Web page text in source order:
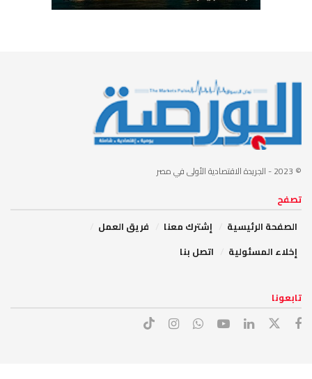
© 2023 - الجريدة الاقتصادية الأولى في مصر
تصفح
الصفحة الرئيسية
إشترك معنا
فريق العمل
إخلاء المسئولية
اتصل بنا
تابعونا